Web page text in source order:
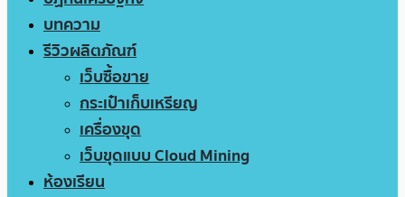
บทความ
รีวิวผลิตภัณฑ์
เว็บซื้อขาย
กระเป๋าเก็บเหรียญ
เครื่องขุด
เว็บขุดแบบ Cloud Mining
ห้องเรียน